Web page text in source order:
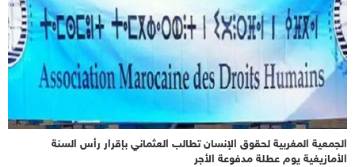
الجمعية المغربية لحقوق الإنسان تطالب العثماني بإقرار رأس السنة
الأمازيغية يوم عطلة مدفوعة الأجر